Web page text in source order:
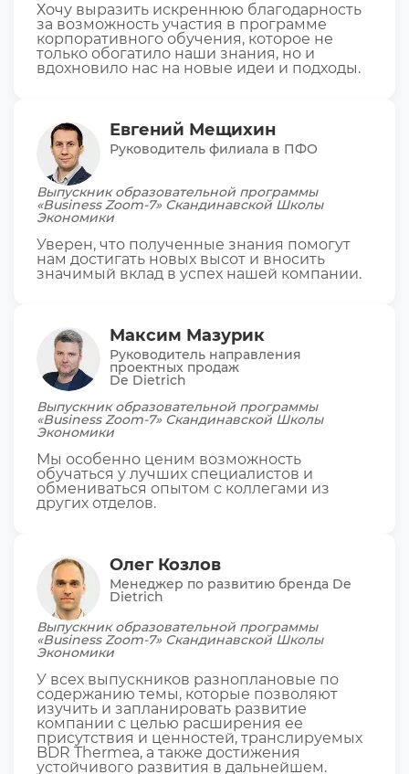
Хочу выразить искреннюю благодарность
за возможность участия в программе
корпоративного обучения, которое не
только обогатило наши знания, но и
вдохновило нас на новые идеи и подходы.
Евгений Мещихин
Руководитель филиала в ПФО
Выпускник образовательной программы
«Business Zoom-7» Скандинавской Школы
Экономики
Уверен, что полученные знания помогут
нам достигать новых высот и вносить
значимый вклад в успех нашей компании.
Максим Мазурик
Руководитель направления
проектных продаж
De Dietrich
Выпускник образовательной программы
«Business Zoom-7» Скандинавской Школы
Экономики
Мы особенно ценим возможность
обучаться у лучших специалистов и
обмениваться опытом с коллегами из
других отделов.
Олег Козлов
Менеджер по развитию бренда De
Dietrich
Выпускник образовательной программы
«Business Zoom-7» Скандинавской Школы
Экономики
У всех выпускников разноплановые по
содержанию темы, которые позволяют
изучить и запланировать развитие
компании с целью расширения ее
присутствия и ценностей, транслируемых
BDR Thermea, а также достижения
устойчивого развития в дальнейшем.